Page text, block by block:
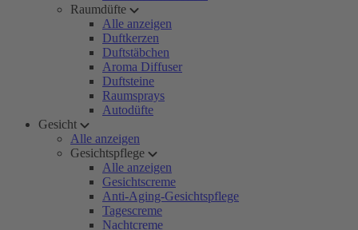
Raumdüfte
Alle anzeigen
Duftkerzen
Duftstäbchen
Aroma Diffuser
Duftsteine
Raumsprays
Autodüfte
Gesicht
Alle anzeigen
Gesichtspflege
Alle anzeigen
Gesichtscreme
Anti-Aging-Gesichtspflege
Tagescreme
Nachtcreme